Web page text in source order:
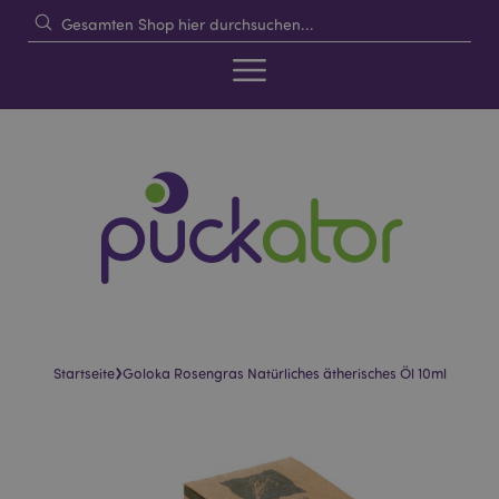
Startseite›Goloka Rosengras Natürliches ätherisches Öl 10ml